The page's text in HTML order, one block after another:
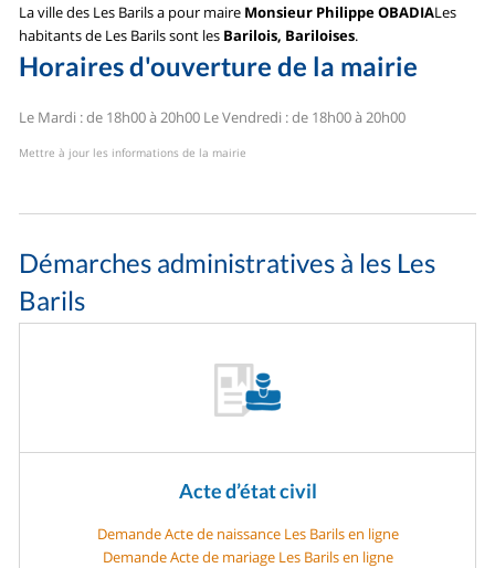
La ville des Les Barils a pour maire Monsieur Philippe OBADIALes
habitants de Les Barils sont les Barilois, Bariloises.
Horaires d'ouverture de la mairie
Le Mardi : de 18h00 à 20h00 Le Vendredi : de 18h00 à 20h00
Mettre à jour les informations de la mairie
Démarches administratives à les Les
Barils
Acte d’état civil
Demande Acte de naissance Les Barils en ligne
Demande Acte de mariage Les Barils en ligne